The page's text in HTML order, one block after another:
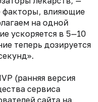
факторы, влияющие
на одной
ускоряется в 5—10
теперь дозируется
(ранняя версия
сервиса